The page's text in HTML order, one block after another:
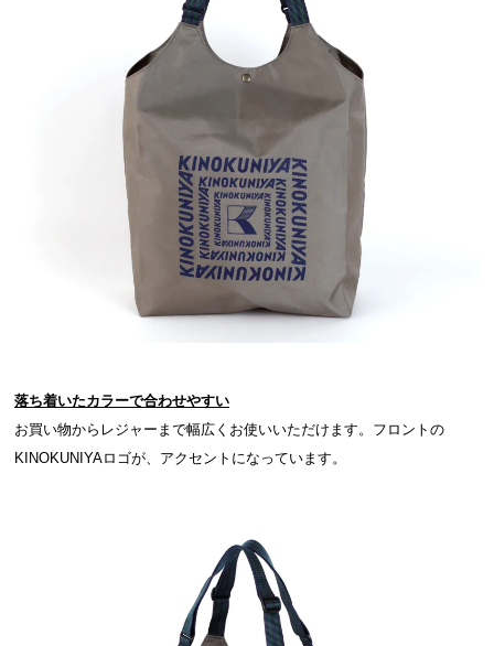
落ち着いたカラーで合わせやすい
お買い物からレジャーまで幅広くお使いいただけます。フロントの
KINOKUNIYAロゴが、アクセントになっています。